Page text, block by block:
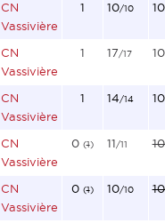
CN
Vassivière
1 10/10
CN
Vassivière
1 17/17
CN
Vassivière
1 14/14
CN
Vassivière
0 (1) 11/11
CN
Vassivière
0 (1) 10/10